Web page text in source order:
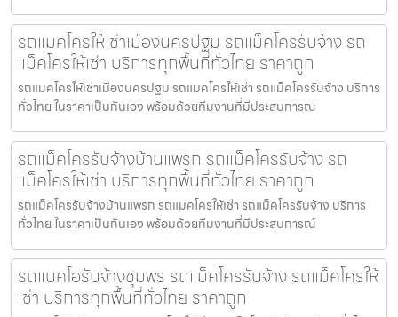
รถแมคโครให้เช่าเมืองนครปฐม รถแม็คโครรับจ้าง รถ
แม็คโครให้เช่า บริการทุกพื้นที่ทั่วไทย ราคาถูก
รถแมคโครให้เช่าเมืองนครปฐม รถแมคโครให้เช่า รถแม็คโครรับจ้าง บริการ
ทั่วไทย ในราคาเป็นกันเอง พร้อมด้วยทีมงานที่มีประสบการณ
รถแม็คโครรับจ้างบ้านแพรก รถแม็คโครรับจ้าง รถ
แม็คโครให้เช่า บริการทุกพื้นที่ทั่วไทย ราคาถูก
รถแม็คโครรับจ้างบ้านแพรก รถแมคโครให้เช่า รถแม็คโครรับจ้าง บริการ
ทั่วไทย ในราคาเป็นกันเอง พร้อมด้วยทีมงานที่มีประสบการณ์
รถแบคโฮรับจ้างชุมพร รถแม็คโครรับจ้าง รถแม็คโครให้
เช่า บริการทุกพื้นที่ทั่วไทย ราคาถูก